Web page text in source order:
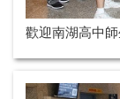
歡迎南湖高中師